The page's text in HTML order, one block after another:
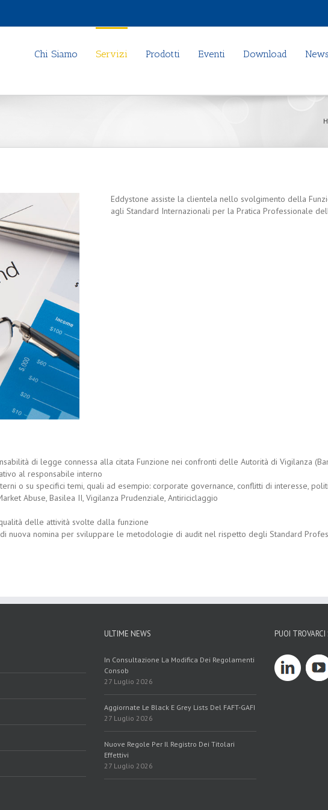
Chi Siamo Servizi Prodotti Eventi Download News
Eddystone assiste la clientela nello svolgimento della
agli Standard Internazionali per la Pratica Professionale
di legge connessa alla citata Funzione nei confronti delle Autorità di Vigilanza
al responsabile interno
o su specifici temi, quali ad esempio: corporate governance, conflitti di interesse,
Abuse, Basilea II, Vigilanza Prudenziale, Antiriciclaggio
delle attività svolte dalla funzione
nuova nomina per sviluppare le metodologie di audit nel rispetto degli Standard
ULTIME NEWS
In Consultazione La Modifica Dei Regolamenti
Consob
27 Luglio 2026
Aggiornate Le Black E Grey Lists Del FAFT-GAFI
27 Luglio 2026
Nuove Regole Per Il Registro Dei Titolari
Effettivi
27 Luglio 2026
PUOI TROVARCI